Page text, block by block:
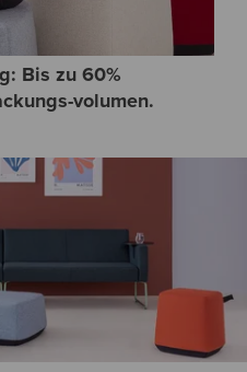
Bis zu 60%
volumen.